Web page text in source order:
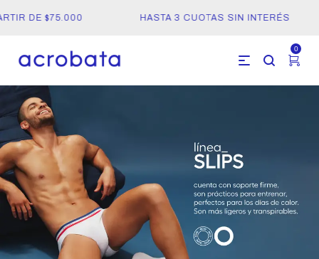
DE $75.000 HASTA 3 CUOTAS SIN INTERÉS
0